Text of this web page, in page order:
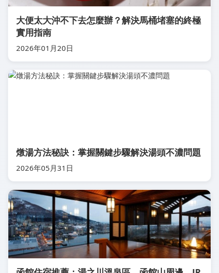
大便太大沖不下去怎麼辦？解決馬桶堵塞的終極
實用指南
2026年01月20日
燉湯方法秘訣：掌握關鍵步驟解決湯頭不濃問題
2026年05月31日